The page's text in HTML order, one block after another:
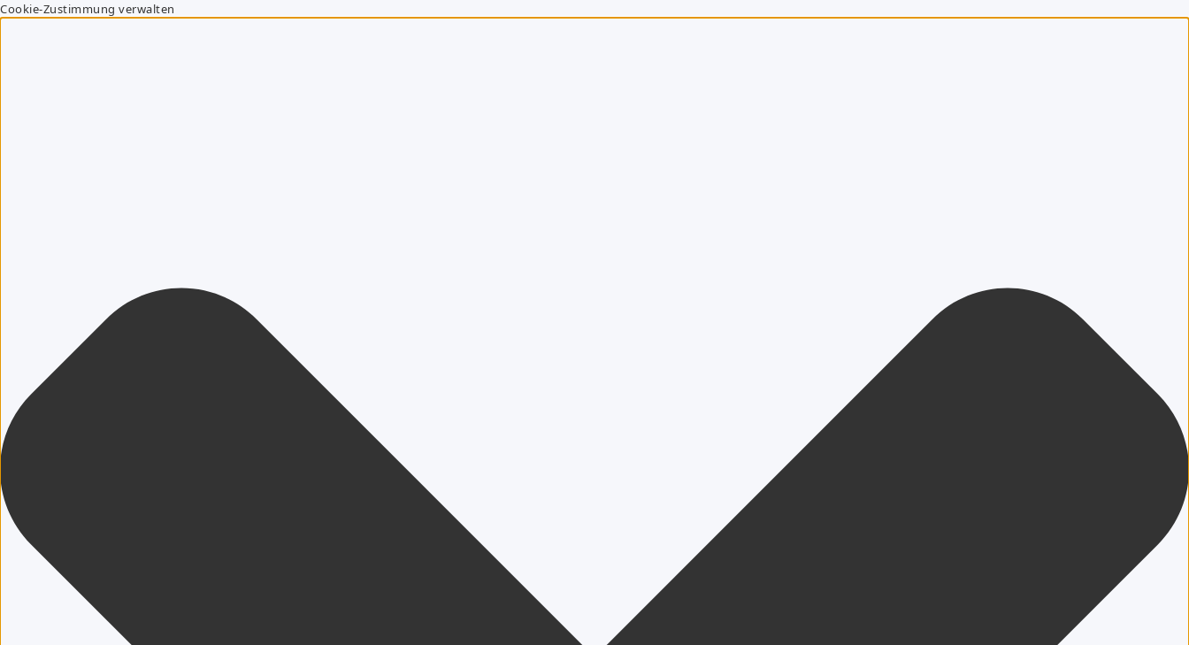
Cookie-Zustimmung verwalten